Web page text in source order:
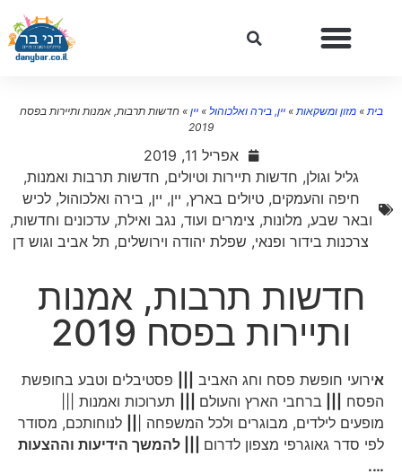
»מזון ומשקאות»יין, בירה ואלכוהול»יין »חדשות תרבות, אמנות ותיירות בפסח
2019
אפריל 11, 2019
גליל וגולן,חדשות תיירות וטיולים,חדשות תרבות ואמנות,
חיפה והעמקים,טיולים בארץ,יין,יין, בירה ואלכוהול,לכיש
ובאר שבע,מלונות, צימרים ועוד,נגב ואילת,עדכונים וחדשות,
צרכנות בידור ופנאי,שפלת יהודה וירושלים,תל אביב וגוש דן
חדשות תרבות, אמנות
ותיירות בפסח 2019
ירועי חופשת פסח וחג האביב|||
פסטיבלים וטבע בחופשת
הפסח||| ברחבי הארץ והעולם|||
תערוכות ואמנות |||
מופעים לילדים, מבוגרים ולכל המשפחה |||
לנוחותכם, מסודר
לפי סדר גאוגרפי מצפון לדרום|||
להמשך הידיעות וההצעות